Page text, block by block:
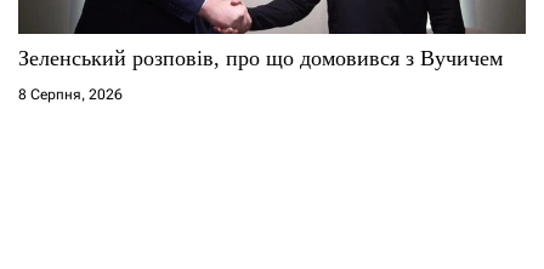
Зеленський розповів, про що домовився з Вучичем
8 Серпня, 2026